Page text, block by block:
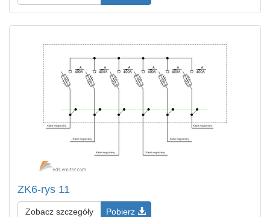
ZK6-rys 11
Zobacz szczegóły Pobierz